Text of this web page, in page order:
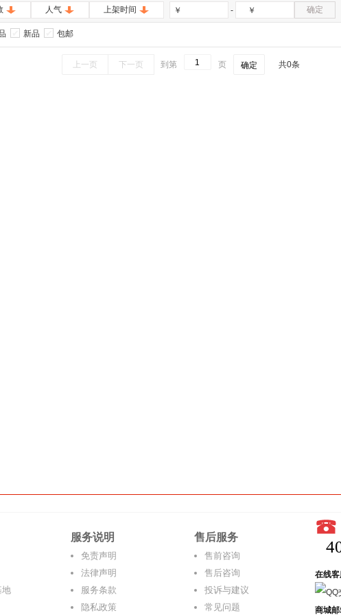
人气 上架时间 ￥ ￥
- 确定
新品 包邮
上一页 下一页 到第 页 确定 共0条
地
服务说明
免责声明
法律声明
服务条款
隐私政策
售后服务
售前咨询
售后咨询
投诉与建议
常见问题
在线客
商城邮